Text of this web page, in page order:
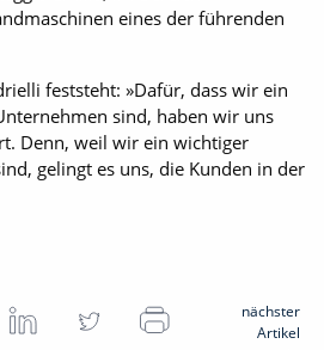
eines der führenden
feststeht: »Dafür, dass wir ein
sind, haben wir uns
Denn, weil wir ein wichtiger
gelingt es uns, die Kunden in der
nächster
Artikel